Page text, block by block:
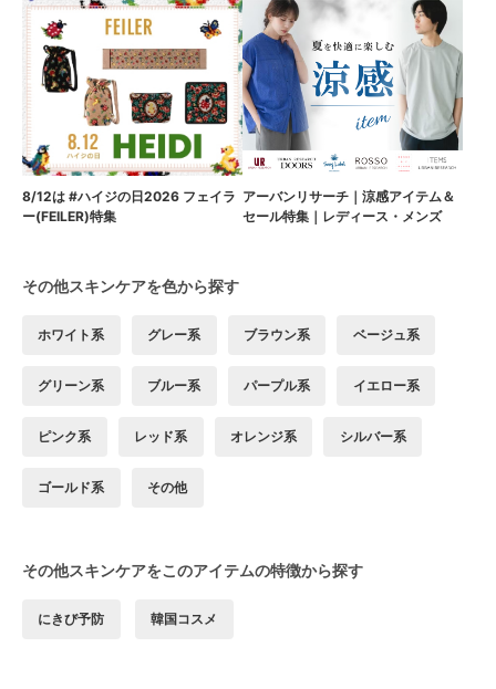
8/12は #ハイジの日2026 フェイラ
ー(FEILER)特集
アーバンリサーチ｜涼感アイテム＆
セール特集｜レディース・メンズ
その他スキンケアを色から探す
ホワイト系 グレー系 ブラウン系 ベージュ系
グリーン系 ブルー系 パープル系 イエロー系
ピンク系 レッド系 オレンジ系 シルバー系
ゴールド系 その他
その他スキンケアをこのアイテムの特徴から探す
にきび予防 韓国コスメ